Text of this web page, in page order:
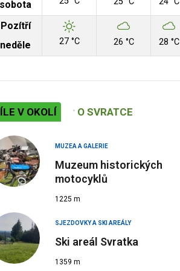
sobota
Pozítří
neděle
27 °C 26 °C 28 °C
V OKOLÍ O SVRATCE
MUZEA A GALERIE
Muzeum historických
motocyklů
1225 m
SJEZDOVKY A SKI AREÁLY
Ski areál Svratka
1359 m